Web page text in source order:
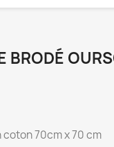
BRODÉ
coton 70cm x 70 cm